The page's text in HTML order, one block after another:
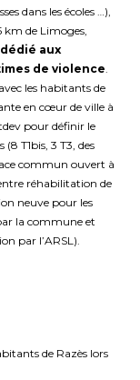
dans les écoles …),
km de Limoges,
aux
de violence.
avec les habitants de
en cœur de ville à
pour définir le
T1bis, 3 T3, des
commun ouvert à
réhabilitation de
neuve pour les
la commune et
par l’ARSL).
de Razès lors